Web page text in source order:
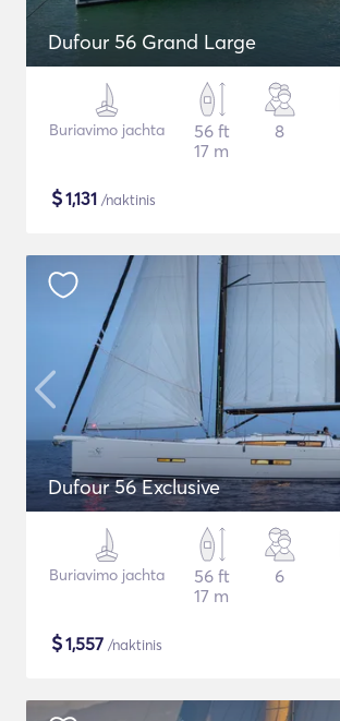
Dufour 56 Grand Large
Buriavimo jachta
56 ft
17 m
8
$1,131 /naktinis
Dufour 56 Exclusive
Buriavimo jachta
56 ft
17 m
6
$1,557 /naktinis